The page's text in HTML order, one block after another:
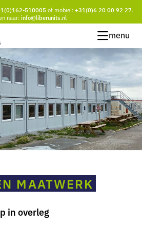
510005 of mobiel:+31(0)6 20 00 92 27.
naar:info@liberunits.nl
menu
MAATWERK
in overleg